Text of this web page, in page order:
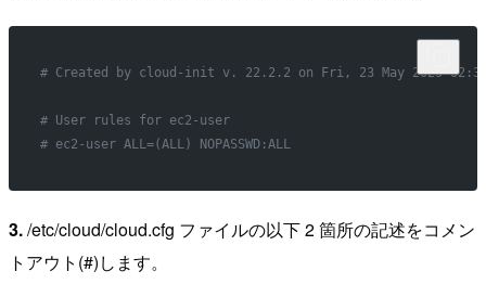
# Created by cloud-init v. 22.2.2 on Fri, 23 May 2025
# User rules for ec2-user
# ec2-user ALL=(ALL) NOPASSWD:ALL
3./etc/cloud/cloud.cfg ファイルの以下 2 箇所の記述をコメン
トアウト(#)します。